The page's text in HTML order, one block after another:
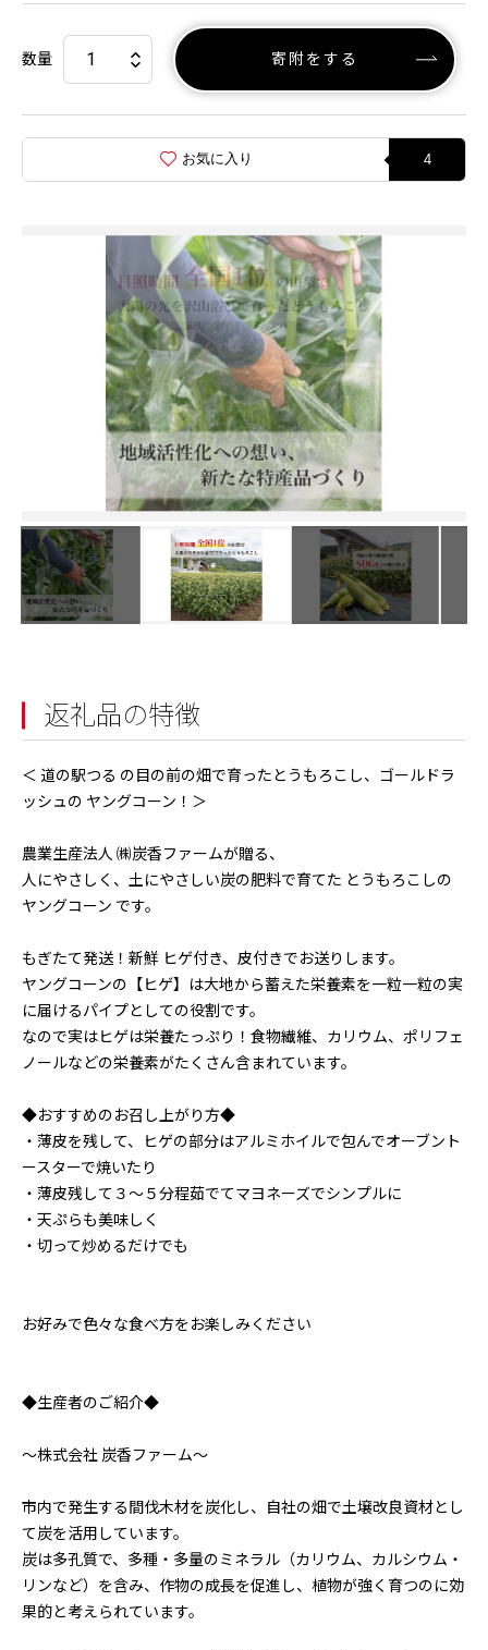
数量 寄附をする
お気に入り 4
返礼品の特徴
＜ 道の駅つる の目の前の畑で育ったとうもろこし、ゴールドラ
ッシュの ヤングコーン！＞
農業生産法人 ㈱炭香ファームが贈る、
人にやさしく、土にやさしい炭の肥料で育てた とうもろこしの
ヤングコーン です。
もぎたて発送！新鮮 ヒゲ付き、皮付きでお送りします。
ヤングコーンの【ヒゲ】は大地から蓄えた栄養素を一粒一粒の実
に届けるパイプとしての役割です。
なので実はヒゲは栄養たっぷり！食物繊維、カリウム、ポリフェ
ノールなどの栄養素がたくさん含まれています。
◆おすすめのお召し上がり方◆
・薄皮を残して、ヒゲの部分はアルミホイルで包んでオーブント
ースターで焼いたり
・薄皮残して３～５分程茹でてマヨネーズでシンプルに
・天ぷらも美味しく
・切って炒めるだけでも
お好みで色々な食べ方をお楽しみください
◆生産者のご紹介◆
～株式会社 炭香ファーム～
市内で発生する間伐木材を炭化し、自社の畑で土壌改良資材とし
て炭を活用しています。
炭は多孔質で、多種・多量のミネラル（カリウム、カルシウム・
リンなど）を含み、作物の成長を促進し、植物が強く育つのに効
果的と考えられています。